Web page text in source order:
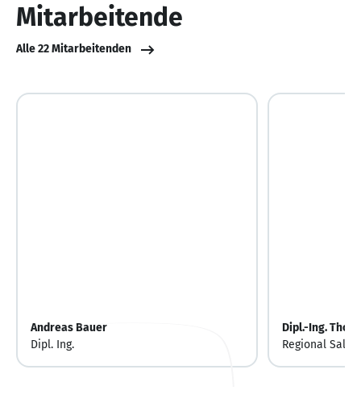
Mitarbeitende
Alle 22 Mitarbeitenden
Andreas Bauer
Dipl. Ing.
Dipl.-Ing.
Regional